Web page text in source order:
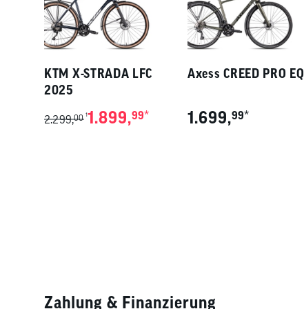
KTM X-STRADA LFC
2025
2.299,00 11.899,99*
Axess CREED PRO EQ
1.699,99*
Zahlung & Finanzierung